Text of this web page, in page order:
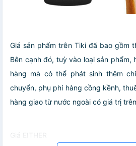
Giá sản phẩm trên Tiki đã bao gồm
Bên cạnh đó, tuỳ vào loại sản phẩm,
hàng mà có thể phát sinh thêm
chuyển, phụ phí hàng cồng kềnh,
hàng giao từ nước ngoài có giá trị
Giá EITHER